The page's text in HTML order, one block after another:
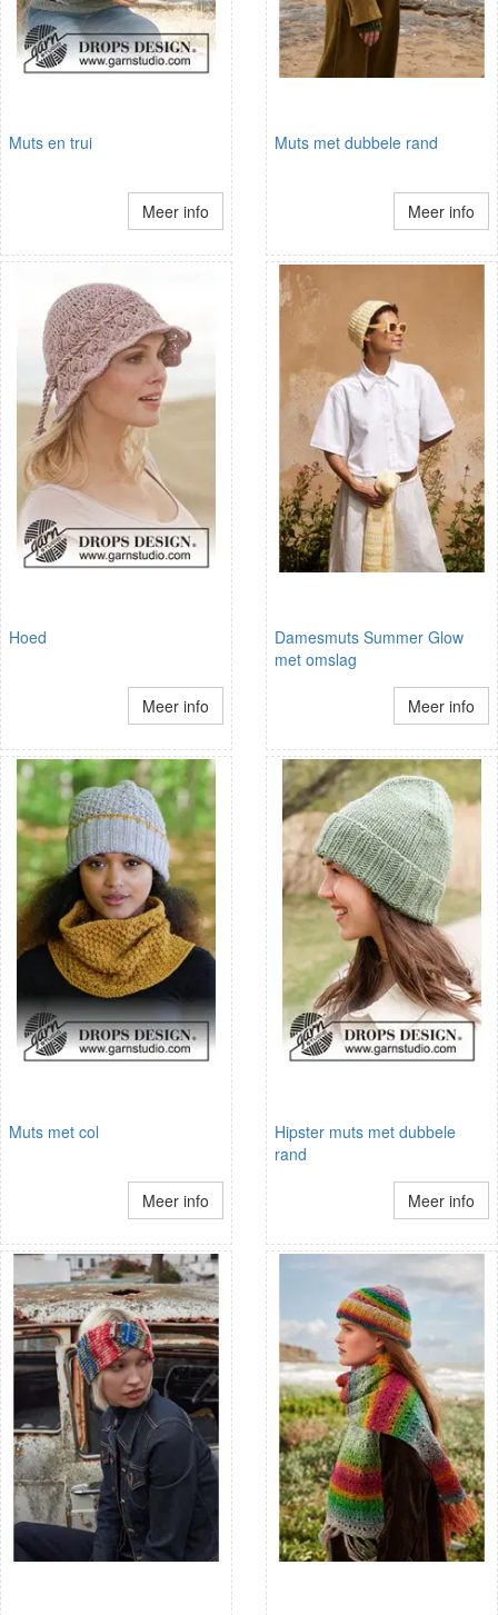
Muts en trui
Meer info
Muts met dubbele rand
Meer info
Hoed
Meer info
Damesmuts Summer Glow
met omslag
Meer info
Muts met col
Meer info
Hipster muts met dubbele
rand
Meer info